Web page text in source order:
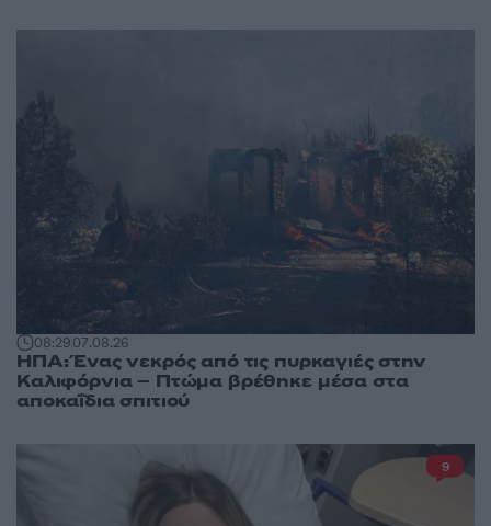
08:2907.08.26
ΗΠΑ: Ένας νεκρός από τις πυρκαγιές στην
Καλιφόρνια – Πτώμα βρέθηκε μέσα στα
αποκαΐδια σπιτιού
9